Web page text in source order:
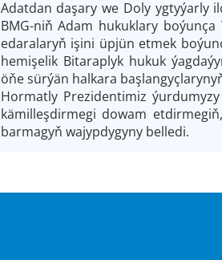
Adatdan daşary we Doly ygtyýarly
BMG-niň Adam hukuklary
edaralaryň işini üpjün etmek
hemişelik Bitaraplyk hukuk
öňe sürýän halkara
Hormatly Prezidentimiz
kämilleşdirmegi dowam
barmagyň wajypdygyny belledi.